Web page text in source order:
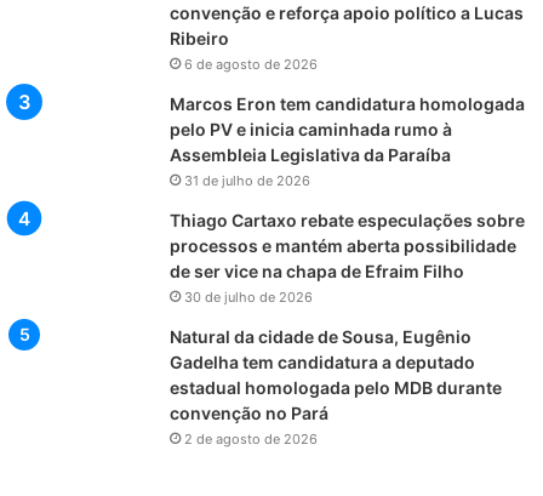
convenção e reforça apoio político a Lucas
Ribeiro
6 de agosto de 2026
Marcos Eron tem candidatura homologada
pelo PV e inicia caminhada rumo à
Assembleia Legislativa da Paraíba
31 de julho de 2026
Thiago Cartaxo rebate especulações sobre
processos e mantém aberta possibilidade
de ser vice na chapa de Efraim Filho
30 de julho de 2026
Natural da cidade de Sousa, Eugênio
Gadelha tem candidatura a deputado
estadual homologada pelo MDB durante
convenção no Pará
2 de agosto de 2026